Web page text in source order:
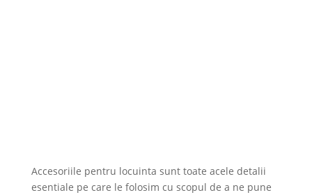
Accesoriile pentru locuinta sunt toate acele detalii
esentiale pe care le folosim cu scopul de a ne pune